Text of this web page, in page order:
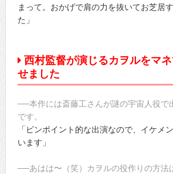
まって。おかげで肩の力を抜いてお芝居
た」
西村監督が演じるカヲルをマ
せました
──本作には斎藤工さんが謎の宇宙人役で
です。
「ピンポイント的な出演なので、イケメ
います」
──あはは〜（笑）カヲルの役作りの方法